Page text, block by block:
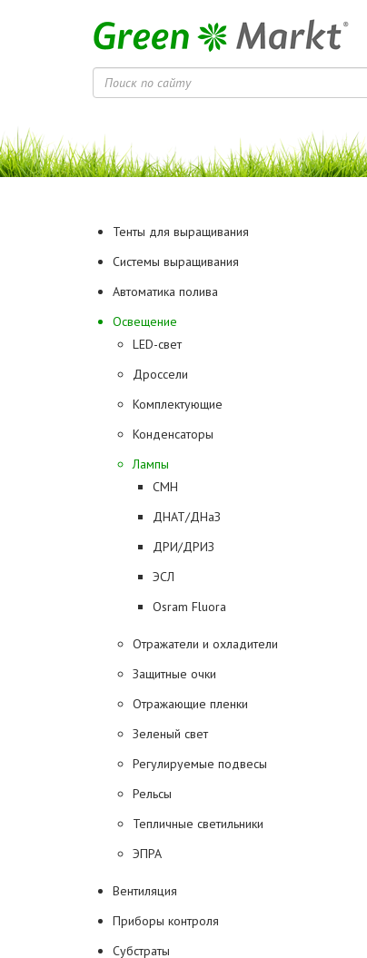
Тенты для выращивания
Системы выращивания
Автоматика полива
Освещение
LED-свет
Дроссели
Комплектующие
Конденсаторы
Лампы
CMH
ДНАТ/ДНаЗ
ДРИ/ДРИЗ
ЭСЛ
Osram Fluora
Отражатели и охладители
Защитные очки
Отражающие пленки
Зеленый свет
Регулируемые подвесы
Рельсы
Тепличные светильники
ЭПРА
Вентиляция
Приборы контроля
Субстраты